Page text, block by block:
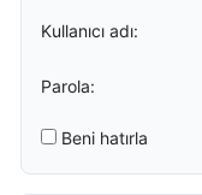
Kullanıcı adı:
Parola:
Beni hatırla